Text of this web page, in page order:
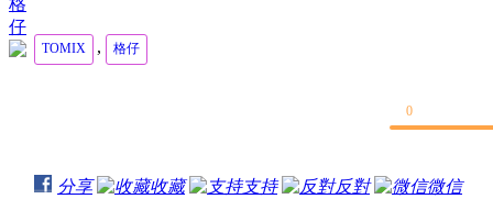
仔
TOMIX , 格仔
0
分享 收藏 支持 反對 微信